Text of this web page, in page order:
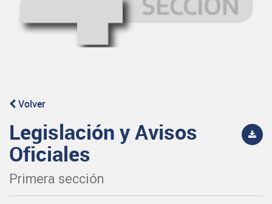
Volver
Legislación y Avisos
Oficiales
Primera sección